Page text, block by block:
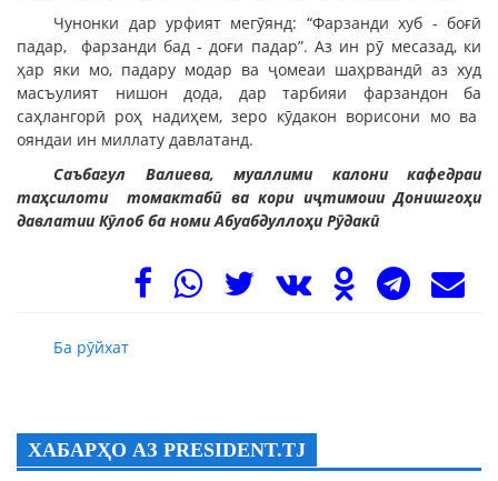
Чунонки дар урфият мегӯянд: “Фарзанди хуб - боғӣ
падар, фарзанди бад - доғи падар”. Аз ин рӯ месазад, ки
ҳар яки мо, падару модар ва ҷомеаи шаҳрвандӣ аз худ
масъулият нишон дода, дар тарбияи фарзандон ба
саҳлангорӣ роҳ надиҳем, зеро кӯдакон ворисони мо ва
ояндаи ин миллату давлатанд.
Саъбагул Валиева, муаллими калони кафедраи
таҳсилоти томактабӣ ва кори иҷтимоии Донишгоҳи
давлатии Кӯлоб ба номи Абуабдуллоҳи Рӯдакӣ
Ба рӯйхат
ХАБАРҲО АЗ PRESIDENT.TJ